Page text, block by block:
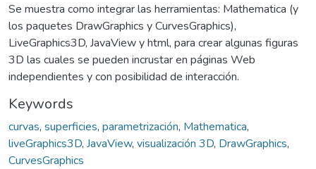
Se muestra como integrar las herramientas: Mathematica (y
los paquetes DrawGraphics y CurvesGraphics),
LiveGraphics3D, JavaView y html, para crear algunas figuras
3D las cuales se pueden incrustar en páginas Web
independientes y con posibilidad de interacción.
Keywords
curvas, superficies, parametrización, Mathematica,
liveGraphics3D, JavaView, visualización 3D, DrawGraphics,
CurvesGraphics